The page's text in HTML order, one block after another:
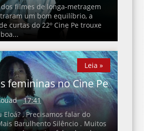
filmes de longa-metragem
um bom equilíbrio, a
curtas do 22º Cine Pe trouxe
femininas no Cine Pe
17:41
Eloá? , Precisamos falar do
Barulhento Silêncio . Muitos
Leia »
Leia »